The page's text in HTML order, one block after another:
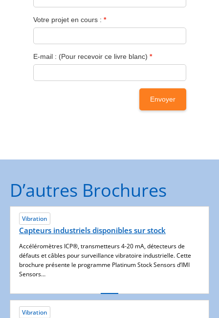
D’autres Brochures
Vibration
Capteurs industriels disponibles sur stock
Accéléromètres ICP®, transmetteurs 4-20 mA, détecteurs de
défauts et câbles pour surveillance vibratoire industrielle. Cette
brochure présente le programme Platinum Stock Sensors d’IMI
Sensors…
Vibration